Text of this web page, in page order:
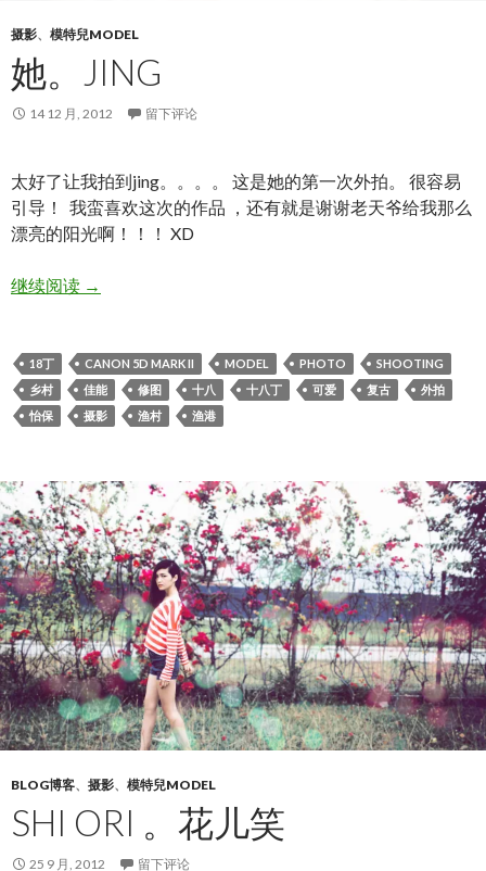
摄影、 模特兒MODEL
她。JING
14 12 月, 2012 留下评论
太好了让我拍到jing。。。。 这是她的第一次外拍。 很容易
引导！ 我蛮喜欢这次的作品 ，还有就是谢谢老天爷给我那么
漂亮的阳光啊！！！ XD
继续阅读她。JING
→
18丁 CANON 5D MARK II MODEL PHOTO
SHOOTING
乡村
佳能 修图 十八 十八丁 可爱 复古
外拍
怡保
摄影 渔村 渔港
BLOG博客、 摄影、 模特兒MODEL
SHI ORI 。花儿笑
25 9 月, 2012 留下评论